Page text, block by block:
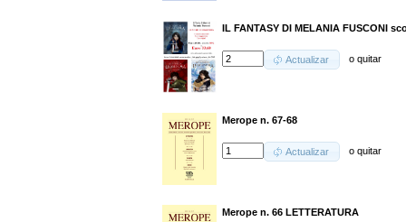
IL FANTASY DI MELANIA FUSCONI
Actualizar oquitar
Merope n. 67-68
Actualizar oquitar
Merope n. 66 LETTERATURA